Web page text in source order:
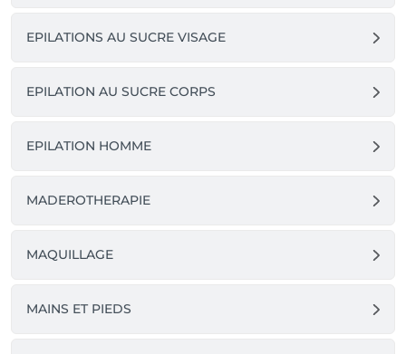
EPILATIONS AU SUCRE VISAGE
EPILATION AU SUCRE CORPS
EPILATION HOMME
MADEROTHERAPIE
MAQUILLAGE
MAINS ET PIEDS